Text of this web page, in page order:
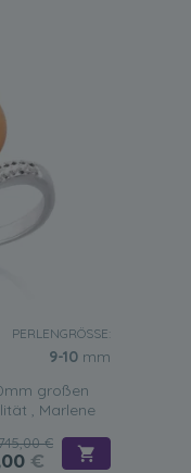
PERLENGRÖSSE:
9-10 mm
großen
, Marlene
€
€